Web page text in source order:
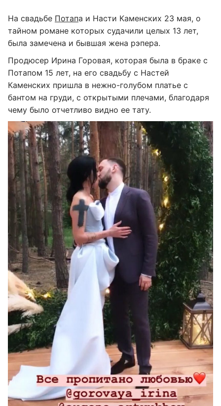
На свадьбе Потапа и Насти Каменских 23 мая, о
тайном романе которых судачили целых 13 лет,
была замечена и бывшая жена рэпера.
Продюсер Ирина Горовая, которая была в браке с
Потапом 15 лет, на его свадьбу с Настей
Каменских пришла в нежно-голубом платье с
бантом на груди, с открытыми плечами, благодаря
чему было отчетливо видно ее тату.